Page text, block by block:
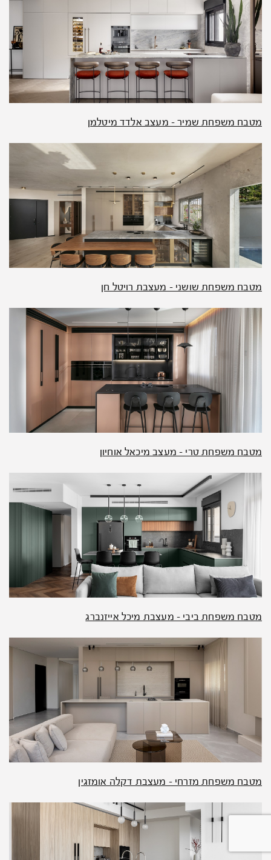
מטבח משפחת שמיר – מעצב אלדד מיטלמן
מטבח משפחת שושני – מעצבת רויטל חן
מטבח משפחת טרי – מעצב מיכאל אוחיון
מטבח משפחת ביבי – מעצבת מיכל אייזנברג
מטבח משפחת מזרחי – מעצבת דקלה אומזגין